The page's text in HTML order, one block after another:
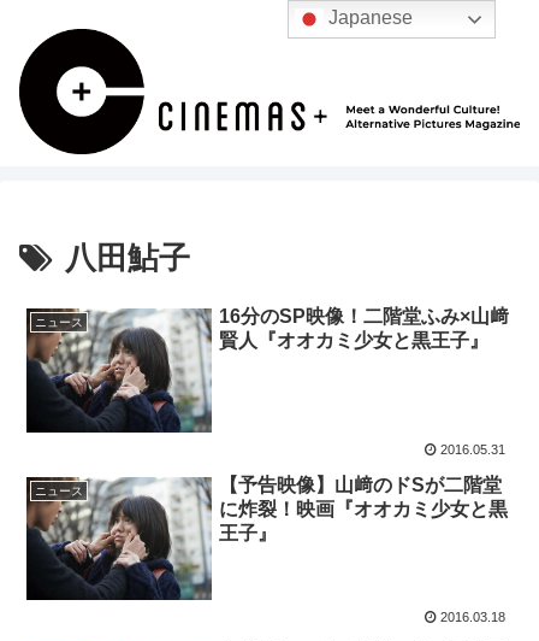
八田鮎子
ニュース
16分のSP映像！二階堂ふみ×山﨑
賢人『オオカミ少女と黒王子』
2016.05.31
ニュース
【予告映像】山﨑のドSが二階堂
に炸裂！映画『オオカミ少女と黒
王子』
2016.03.18
Japanese